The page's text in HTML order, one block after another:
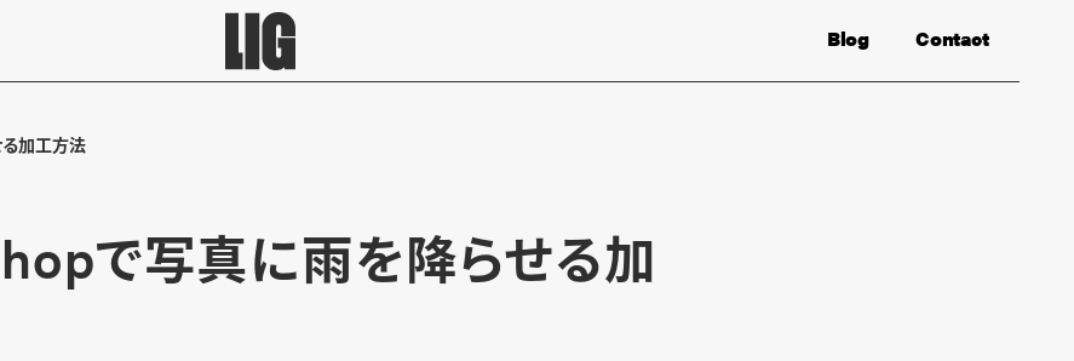
Contact
Blog
加工方法
で写真に雨を降らせる加